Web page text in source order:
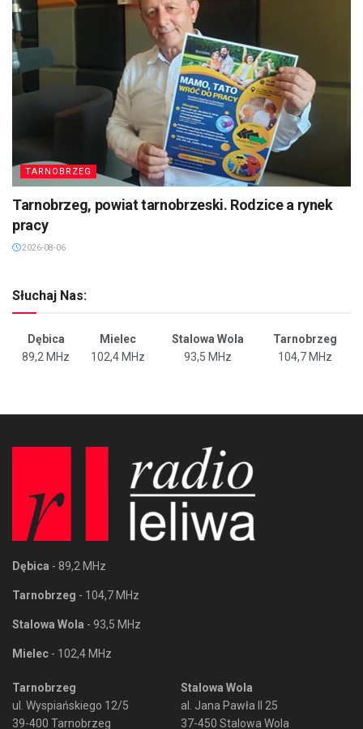
TARNOBRZEG
Tarnobrzeg, powiat tarnobrzeski. Rodzice a rynek
pracy
2026-08-06
Słuchaj Nas:
Dębica Mielec Stalowa Wola
Tarnobrzeg
89,2 MHz
102,4 MHz 93,5 MHz 104,7 MHz
Dębica - 89,2 MHz
Tarnobrzeg - 104,7 MHz
Stalowa Wola - 93,5 MHz
Mielec - 102,4 MHz
Tarnobrzeg
ul. Wyspiańskiego 12/5
39-400 Tarnobrzeg
Stalowa Wola
al. Jana Pawła II 25
37-450 Stalowa Wola